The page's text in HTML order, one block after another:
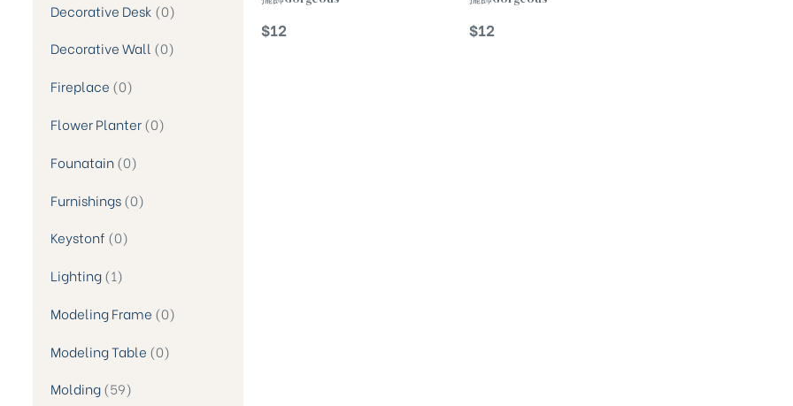
Decorative Desk 0
Decorative Wall 0
Fireplace 0
Flower Planter 0
Founatain 0
Furnishings 0
Keystonf 0
Lighting 1
Modeling Frame 0
Modeling Table 0
Molding 59
$12 $12